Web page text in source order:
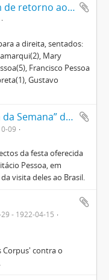
Fotografias referentes à viagem de retorno ao Brasil do presidente eleito, Epitácio Pessoa, ocasião em que visitou alguns países europeus e os Estados Unidos da América com sua comitiva
a direita, sentados:
Mary
Francisco Pessoa
Gustavo
Imagens publicadas na “Revista da Semana” da Família Real belga
09
da festa oferecida
Pessoa, em
visita deles ao Brasil.
- 1922-04-15
Corpus' contra o